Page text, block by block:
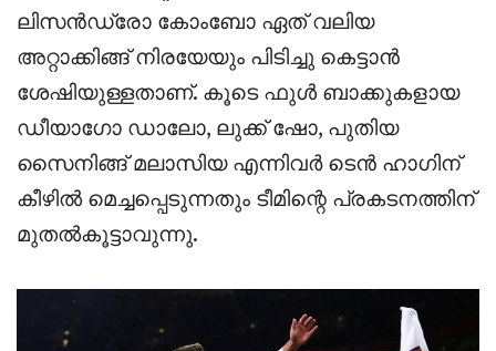
ലിസൻഡ്രോ കോംബോ ഏത് വലിയ
അറ്റാക്കിങ്ങ് നിരയേയും പിടിച്ചു കെട്ടാൻ
ശേഷിയുള്ളതാണ്. കൂടെ ഫുൾ ബാക്കുകളായ
ഡീയാഗോ ഡാലോ, ലുക്ക് ഷോ, പുതിയ
സൈനിങ്ങ് മലാസിയ എന്നിവർ ടെൻ ഹാഗിന്
കീഴിൽ മെച്ചപ്പെടുന്നതും ടീമിന്റെ പ്രകടനത്തിന്
മുതൽകൂട്ടാവുന്നു.